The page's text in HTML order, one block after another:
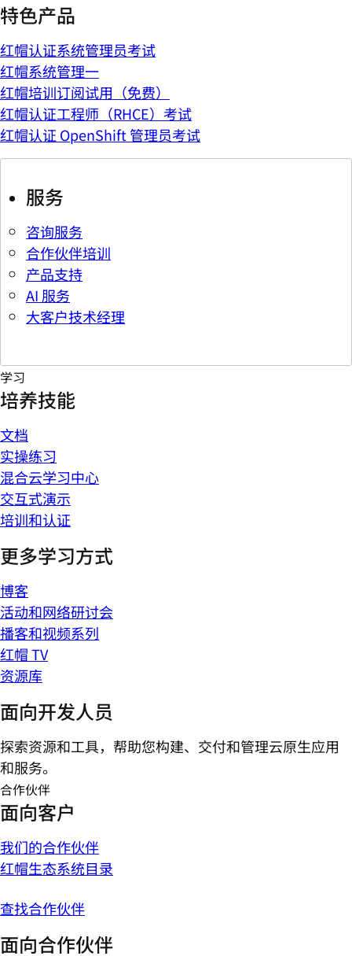
特色产品
红帽认证系统管理员考试
红帽系统管理一
红帽培训订阅试用（免费）
红帽认证工程师（RHCE）考试
红帽认证 OpenShift 管理员考试
服务
咨询服务
合作伙伴培训
产品支持
AI 服务
大客户技术经理
学习
培养技能
文档
实操练习
混合云学习中心
交互式演示
培训和认证
更多学习方式
博客
活动和网络研讨会
播客和视频系列
红帽 TV
资源库
面向开发人员
探索资源和工具，帮助您构建、交付和管理云原生应用
和服务。
合作伙伴
面向客户
我们的合作伙伴
红帽生态系统目录
查找合作伙伴
面向合作伙伴